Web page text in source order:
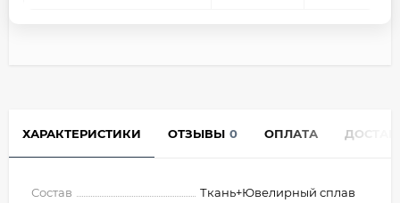
ХАРАКТЕРИСТИКИ ОТЗЫВЫ 0 ОПЛАТА
Состав
Ткань+Ювелирный сплав